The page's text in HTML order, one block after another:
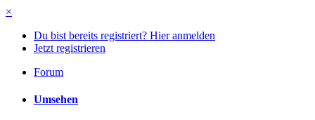
×
Du bist bereits registriert? Hier anmelden
Jetzt registrieren
Forum
Umsehen